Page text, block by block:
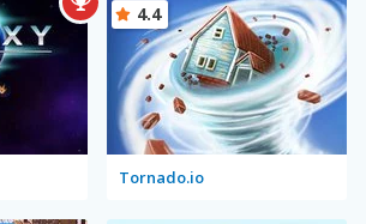
Tornado.io
4.4